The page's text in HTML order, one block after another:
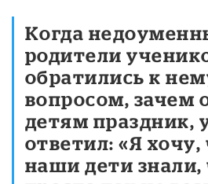
Когда
родители
обратились к
вопросом, зачем
детям праздник,
ответил: «Я
наши дети знали,